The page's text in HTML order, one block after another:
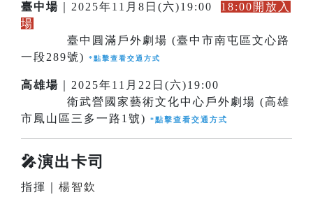
臺中場 ｜2025年11月8日(六)19:00 18:00開放入
場
臺中圓滿戶外劇場 (臺中市南屯區文心路
一段289號)
*點擊查看交通方式
高雄場 ｜2025年11月22日(六)19:00
衛武營國家藝術文化中心戶外劇場 (高雄
市鳳山區三多一路1號)
*點擊查看交通方式
🎤演出卡司
指揮｜ 楊智欽